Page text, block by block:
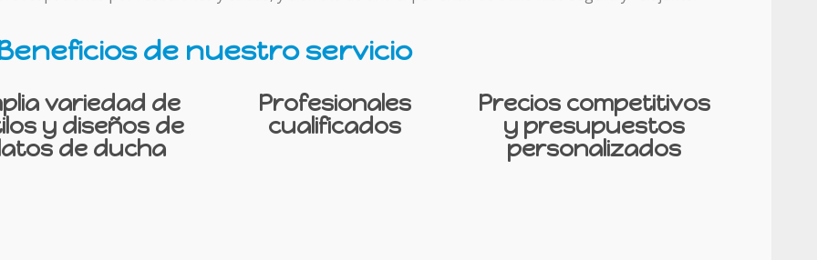
de nuestro servicio
variedad de
y diseños de
de ducha
Profesionales
cualificados
Precios competitivos
y presupuestos
personalizados